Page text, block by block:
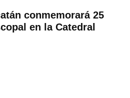
conmemorará 25
en la Catedral